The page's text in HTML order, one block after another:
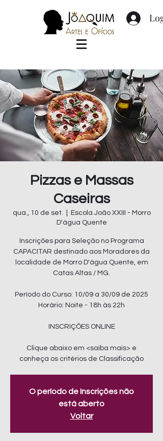
Pizzas e Massas
Caseiras
qua., 10 de set.
Escola João XXIII - Morro
D'água Quente
Inscrições para Seleção no Programa
CAPACITAR destinado aos Moradores da
localidade de Morro D'água Quente, em
Catas Altas / MG.
Período do Curso: 10/09 a 30/09 de 2025
Horário: Noite - 18h às 22h
INSCRIÇÕES ONLINE
Clique abaixo em <saiba mais> e
conheça os critérios de Classificação
O período de Inscrições não
está aberto
Voltar